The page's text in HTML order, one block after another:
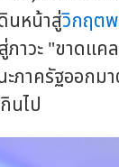
นหน้าสู่วิกฤต
ภาวะ "ขาดแ
ภาครัฐออกม
นไป